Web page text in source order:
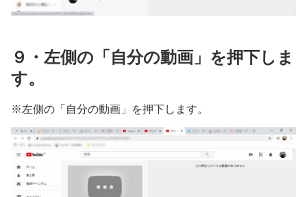
９・左側の「自分の動画」を押下しま
す。
※左側の「自分の動画」を押下します。